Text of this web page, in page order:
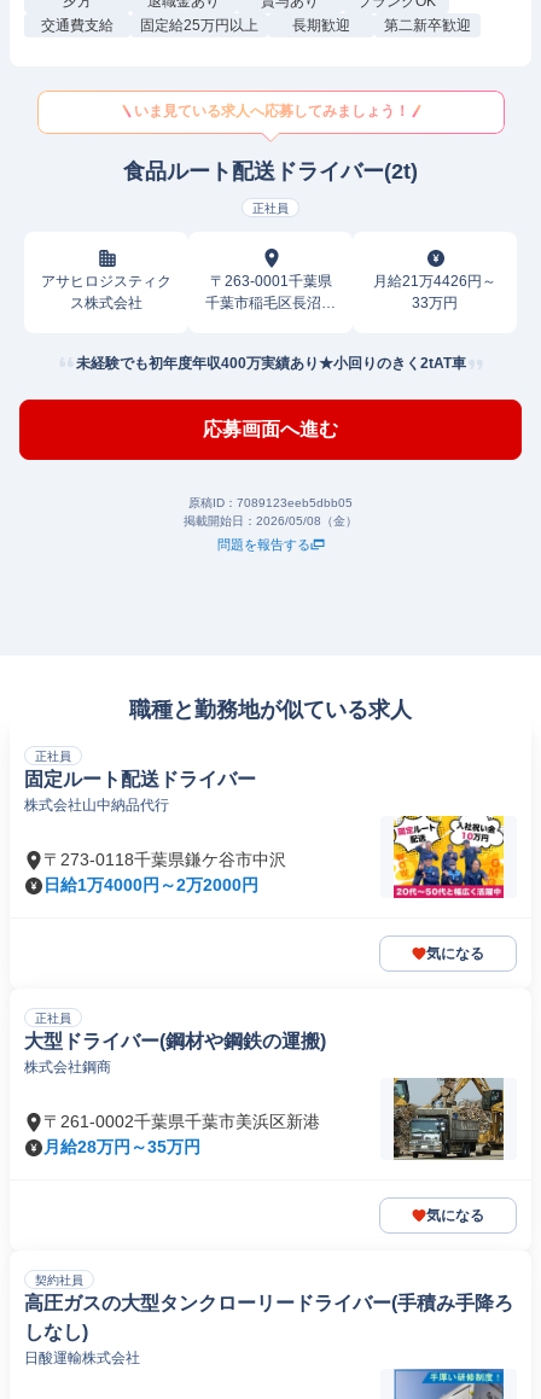
交通費支給
固定給25万円以上 長期歓迎 第二新卒歓迎
いま見ている求人へ応募してみましょう！
食品ルート配送ドライバー(2t)
正社員
アサヒロジスティク
ス株式会社
〒263-0001千葉県
千葉市稲毛区長沼原
月給21万4426円～
33万円
未経験でも初年度年収400万実績あり★小回りのきく2tAT車
応募画面へ進む
原稿ID： 7089123eeb5dbb05
掲載開始日： 2026/05/08（金）
問題を報告する
職種と勤務地が似ている求人
正社員
固定ルート配送ドライバー
株式会社山中納品代行
〒273-0118千葉県鎌ケ谷市中沢
日給1万4000円～2万2000円
気になる
正社員
大型ドライバー(鋼材や鋼鉄の運搬)
株式会社鋼商
〒261-0002千葉県千葉市美浜区新港
月給28万円～35万円
気になる
契約社員
高圧ガスの大型タンクローリードライバー(手積み手降ろ
しなし)
日酸運輸株式会社